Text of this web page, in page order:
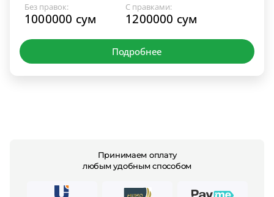
Без правок:
1000000 сум
С правками:
1200000 сум
Подробнее
Принимаем оплату
любым удобным способом